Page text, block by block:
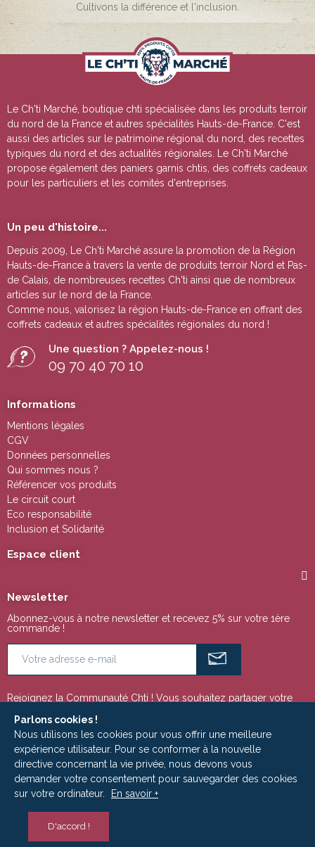
Parlons cookies !
Nous utilisons les cookies pour vous offrir une meilleure
expérience utilisateur. Pour se conformer à la nouvelle
directive concernant la vie privée, nous devons vous
demander votre consentement pour sauvegarder des cookies
sur votre ordinateur.
En savoir +
D'accord !
Cultivons la différence et l'inclusion.
Le Ch'ti Marché, boutique chti spécialisée dans les produits terroir
du nord de la France et autres spécialités Hauts-de-France. C'est
aussi des articles sur le patrimoine régional du nord, des recettes
typiques du nord et des actualités régionales. Le Ch'ti Marché
propose également des paniers garnis chtis, des coffrets cadeaux
pour les particuliers et les comités d'entreprises.
Un peu d'histoire...
Depuis 2009, Le Ch'ti Marché assure la promotion de la Région
Hauts-de-France à travers la vente de produits terroir Nord et Pas-
de Calais , de nombreuses recettes Ch'ti ainsi que de nombreux
articles sur le nord de la France.
Comme nous, valorisez la région Hauts-de-France en offrant des
coffrets cadeaux et autres spécialités régionales du nord !
Une question ? Appelez-nous !
09 70 40 70 10
Informations
Mentions légales
CGV
Données personnelles
Qui sommes nous ?
Référencer vos produits
Le circuit court
Eco responsabilité
Inclusion et Solidarité
Espace client
Newsletter
Abonnez-vous à notre newsletter et recevez 5% sur votre 1ère
commande !
Rejoignez la Communauté Chti ! Vous souhaitez partager votre
suivre notre actualité ? Ces espaces sont faits pour vous !
Copyright © 2009 - 2025 | Le Ch'ti Marché est un site édité par la Société
ADLC MEDIA - RCS Roubaix-Tourcoing 533 949 798